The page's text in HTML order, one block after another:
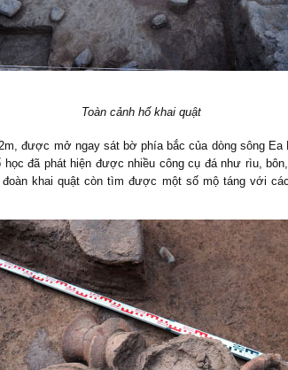
Toàn cảnh hố khai quật
được mở ngay sát bờ phía bắc của dòng sông Ea
học đã phát hiện đượcnhiều công cụ đá như rìu,
đoàn khai quật còn tìm được một số mộtángvới các